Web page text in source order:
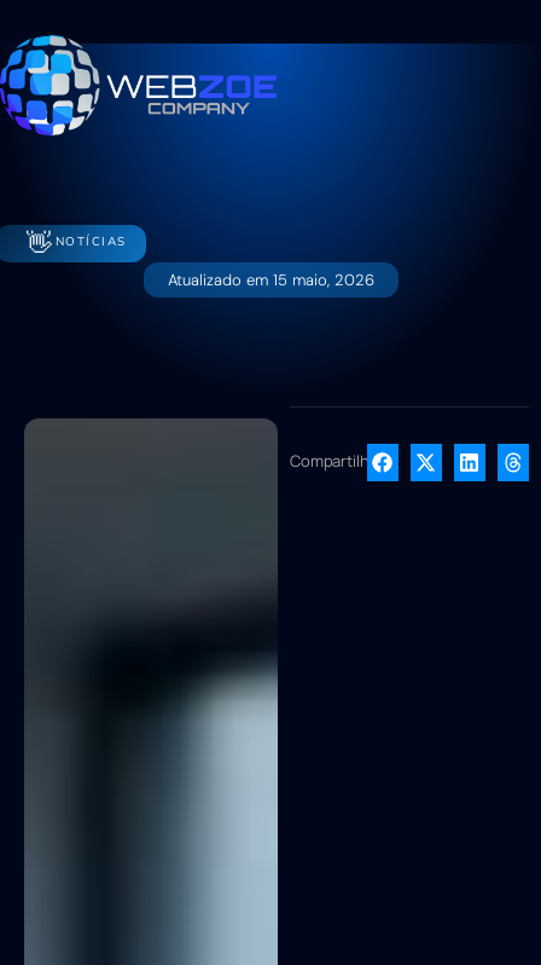
👋 NOTÍCIAS
Atualizado em 15 maio, 2026
Compartilhe